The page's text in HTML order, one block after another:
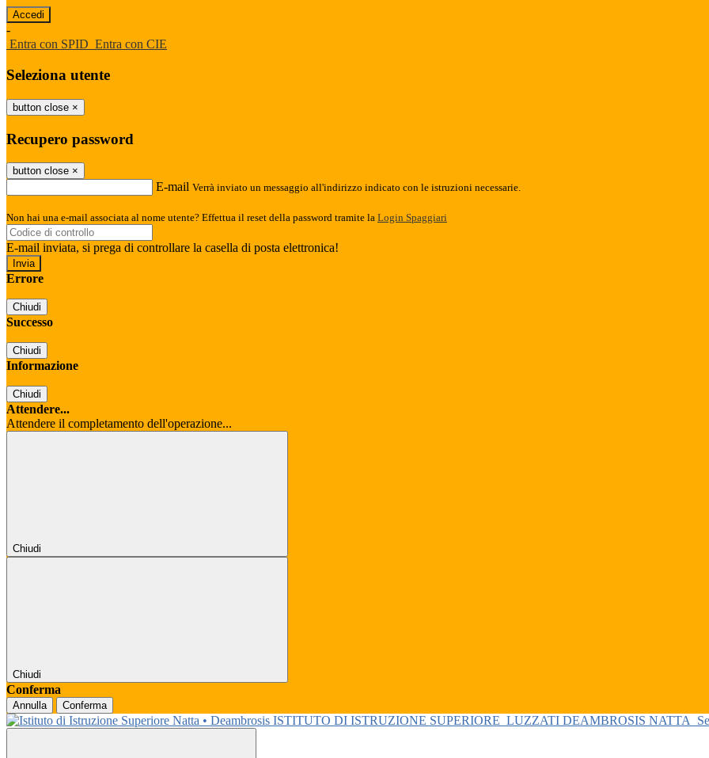
-
Entra con SPID Entra con CIE
Seleziona utente
button close ×
Recupero password
button close ×
E-mail Verrà inviato un messaggio all'indirizzo indicato con le istruzioni necessarie.
Non hai una e-mail associata al nome utente? Effettua il reset della password tramite la Login Spaggiari
E-mail inviata, si prega di controllare la casella di posta elettronica!
Errore
Chiudi
Successo
Chiudi
Informazione
Chiudi
Attendere...
Attendere il completamento dell'operazione...
Chiudi
Chiudi
Conferma
Annulla Conferma
ISTITUTO DI ISTRUZIONE SUPERIORE LUZZATI DEAMBROSIS NATTA